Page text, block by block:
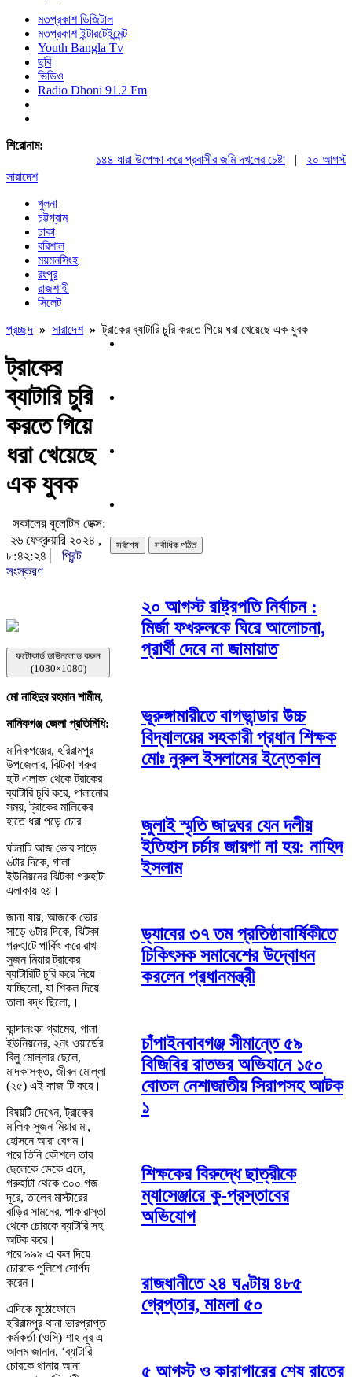
মতপ্রকাশ ডিজিটাল
মতপ্রকাশ ইন্টারটেইন্মেন্ট
Youth Bangla Tv
ছবি
ভিডিও
Radio Dhoni 91.2 Fm
শিরোনাম:
১৪৪ ধারা উপেক্ষা করে প্রবাসীর জমি দখলের চেষ্টা|
২০ আগস্ট
সারাদেশ
খুলনা
চট্টগ্রাম
ঢাকা
বরিশাল
ময়মনসিংহ
রংপুর
রাজশাহী
সিলেট
প্রচ্ছদ » সারাদেশ»ট্রাকের ব্যাটারি চুরি করতে গিয়ে ধরা খেয়েছে এক যুবক
ট্রাকের
ব্যাটারি চুরি
করতে গিয়ে
ধরা খেয়েছে
এক যুবক
সকালের বুলেটিন ডেক্স:
২৬ ফেব্রুয়ারি ২০২৪ ,
৮:৪২:২৪
প্রিন্ট
সংস্করণ
ফটোকার্ড ডাউনলোড করুন
(1080×1080)
মো নাহিদুর রহমান শামীম,
মানিকগঞ্জ জেলা প্রতিনিধি:
মানিকগঞ্জের, হরিরামপুর
উপজেলার, ঝিটকা গরুর
হাট এলাকা থেকে ট্রাকের
ব্যাটারি চুরি করে, পালানোর
সময়, ট্রাকের মালিকের
হাতে ধরা পড়ে চোর।
ঘটনাটি আজ ভোর সাড়ে
৬টার দিকে, গালা
ইউনিয়নের ঝিটকা গরুহাটা
এলাকায় হয়।
জানা যায়, আজকে ভোর
সাড়ে ৬টার দিকে, ঝিটকা
গরুহাটে পার্কিং করে রাখা
সুজন মিয়ার ট্রাকের
ব্যাটারিটি চুরি করে নিয়ে
যাচ্ছিলো, যা শিকল দিয়ে
তালা বদ্ধ ছিলো,।
কান্দালংকা গ্রামের, গালা
ইউনিয়নের, ২নং ওয়ার্ডের
বিলু মোল্লার ছেলে,
মাদকাসক্ত, জীবন মোল্লা
(২৫) এই কাজ টি করে।
বিষয়টি দেখেন, ট্রাকের
মালিক সুজন মিয়ার মা,
হোসনে আরা বেগম।
পরে তিনি কৌশলে তার
ছেলেকে ডেকে এনে,
গরুহাটা থেকে ৩০০ গজ
দূরে, তালেব মাস্টারের
বাড়ির সামনের, পাকারাস্তা
থেকে চোরকে ব্যাটারি সহ
আটক করে।
পরে ৯৯৯ এ কল দিয়ে
চোরকে পুলিশে সোর্পদ
করেন।
এদিকে মুঠোফোনে
হরিরামপুর থানা ভারপ্রাপ্ত
কর্মকর্তা (ওসি) শাহ নূর এ
আলম জানান, ‘ব্যাটারি
চোরকে থানায় আনা
সর্বশেষ সর্বাধিক পঠিত
২০ আগস্ট রাষ্ট্রপতি নির্বাচন :
মির্জা ফখরুলকে ঘিরে আলোচনা,
প্রার্থী দেবে না জামায়াত
ভূরুঙ্গামারীতে বাগভান্ডার উচ্চ
বিদ্যালয়ের সহকারী প্রধান শিক্ষক
মোঃ নুরুল ইসলামের ইন্তেকাল
জুলাই স্মৃতি জাদুঘর যেন দলীয়
ইতিহাস চর্চার জায়গা না হয়: নাহিদ
ইসলাম
ড্যাবের ৩৭ তম প্রতিষ্ঠাবার্ষিকীতে
চিকিৎসক সমাবেশের উদ্বোধন
করলেন প্রধানমন্ত্রী
চাঁপাইনবাবগঞ্জ সীমান্তে ৫৯
বিজিবির রাতভর অভিযানে ১৫০
বোতল নেশাজাতীয় সিরাপসহ আটক
১
শিক্ষকের বিরুদ্ধে ছাত্রীকে
ম্যাসেঞ্জারে কু-প্রস্তাবের
অভিযোগ
রাজধানীতে ২৪ ঘণ্টায় ৪৮৫
গ্রেপ্তার, মামলা ৫০
৫ আগস্ট ও কারাগারের শেষ রাতের